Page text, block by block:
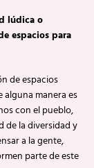
lúdica o
espacios para
de espacios
alguna manera es
con el pueblo,
de la diversidad y
a la gente,
parte de este